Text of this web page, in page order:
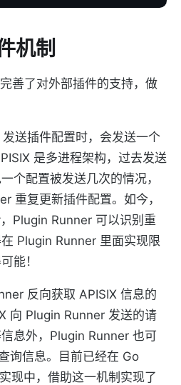
机制
善了对外部插件的支持，做
送插件配置时，会发送一个
是多进程架构，过去发送
个配置被发送几次的情况，
重复更新插件配置。如今，
Plugin Runner 可以识别重
Plugin Runner 里面实现限
能！
反向获取 APISIX 信息的
向 Plugin Runner 发送的请
息外，Plugin Runner 也可
询信息。目前已经在 Go
现中，借助这一机制实现了